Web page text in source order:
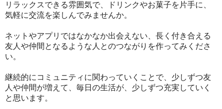
リラックスできる雰囲気で、ドリンクやお菓子を片手に、
気軽に交流を楽しんでみませんか。
ネットやアプリではなかなか出会えない、長く付き合える
友人や仲間となるような人とのつながりを作ってみくださ
い。
継続的にコミュニティに関わっていくことで、少しずつ友
人や仲間が増えて、毎日の生活が、少しずつ充実していく
と思います。